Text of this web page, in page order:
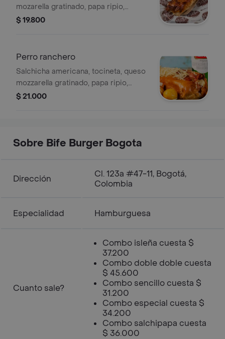
mozarella gratinado, papa ripio,
cebolla roja, salsas.
$ 19.800
Perro ranchero
Salchicha americana, tocineta, queso
mozzarella gratinado, papa ripio,
cebolla roja y salsas.
$ 21.000
Sobre Bife Burger Bogota
Dirección
Cl. 123a #47-11, Bogotá,
Colombia
Especialidad Hamburguesa
Cuanto sale?
Combo isleña cuesta $
37.200
Combo doble doble cuesta
$ 45.600
Combo sencillo cuesta $
31.200
Combo especial cuesta $
34.200
Combo salchipapa cuesta
$ 36.000